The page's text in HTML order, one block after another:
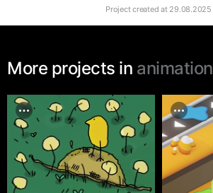
Project created at 29.08.2025
More projects in animation